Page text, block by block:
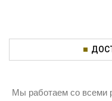
Мы работаем со всеми